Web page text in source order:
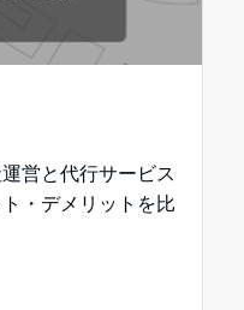
営と代行サービス
・デメリットを比